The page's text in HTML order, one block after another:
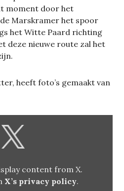
moment door het
Marskramer het spoor
het Witte Paard richting
deze nieuwe route zal het
heeft foto’s gemaakt van
content from X.
X’s privacy policy.